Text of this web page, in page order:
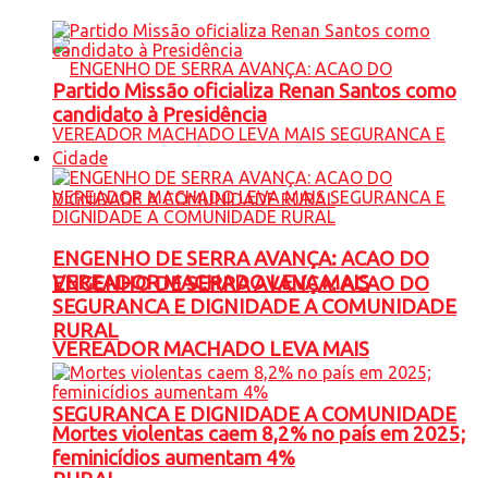
ENGENHO DE SERRA AVANÇA: ACAO DO
VEREADOR MACHADO LEVA MAIS
SEGURANCA E DIGNIDADE A COMUNIDADE
Partido Missão oficializa Renan Santos como
candidato à Presidência
Cidade
ENGENHO DE SERRA AVANÇA: ACAO DO
VEREADOR MACHADO LEVA MAIS
SEGURANCA E DIGNIDADE A COMUNIDADE
RURAL
Mortes violentas caem 8,2% no país em 2025;
feminicídios aumentam 4%